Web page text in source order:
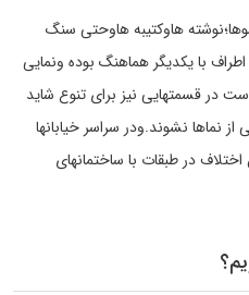
هاوکتیبه هاوحتی سنگ
اطراف با یکدیگر هماهنگ بوده ونمایی
در قسمتهایی نیز برای تنوع شاید
از نماها نشوند.ودر سراسر خیابانها
در طبقات با ساختمانهای